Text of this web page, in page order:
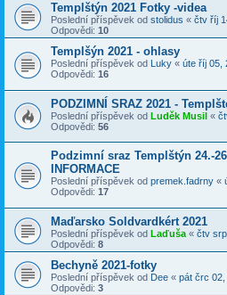
Templštýn 2021 Fotky -videa
Poslední příspěvek od stolidus « čtv říj
Odpovědi: 10
Templšýn 2021 - ohlasy
Poslední příspěvek od Luky « úte říj 05,
Odpovědi: 16
PODZIMNÍ SRAZ 2021 -
Poslední příspěvek od Luděk Musil «
Odpovědi: 56
Podzimní sraz Templštýn 24.-
INFORMACE
Poslední příspěvek od premek.fadrny «
Odpovědi: 17
Maďarsko Soldvardkért 2021
Poslední příspěvek od Laďuša « čtv
Odpovědi: 8
Bechyně 2021-fotky
Poslední příspěvek od Dee « pát črc 02,
Odpovědi: 3